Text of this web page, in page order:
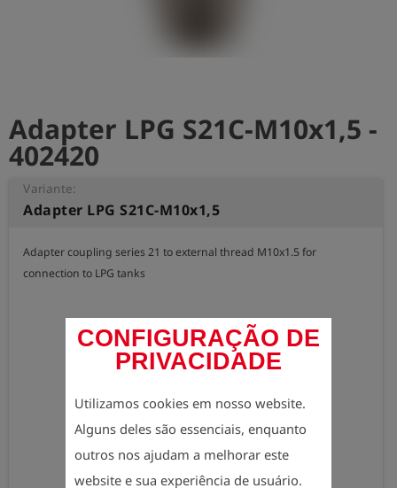
CONFIGURAÇÃO DE
PRIVACIDADE
Utilizamos cookies em nosso website.
Alguns deles são essenciais, enquanto
outros nos ajudam a melhorar este
website e sua experiência de usuário.
Adapter LPG S21C-M10x1,5 -
402420
Variante:
Adapter LPG S21C-M10x1,5
Adapter coupling series 21 to external thread M10x1.5 for
connection to LPG tanks